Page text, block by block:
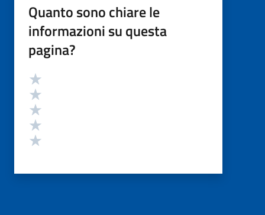
Quanto sono chiare le
informazioni su questa
pagina?
Valutazione